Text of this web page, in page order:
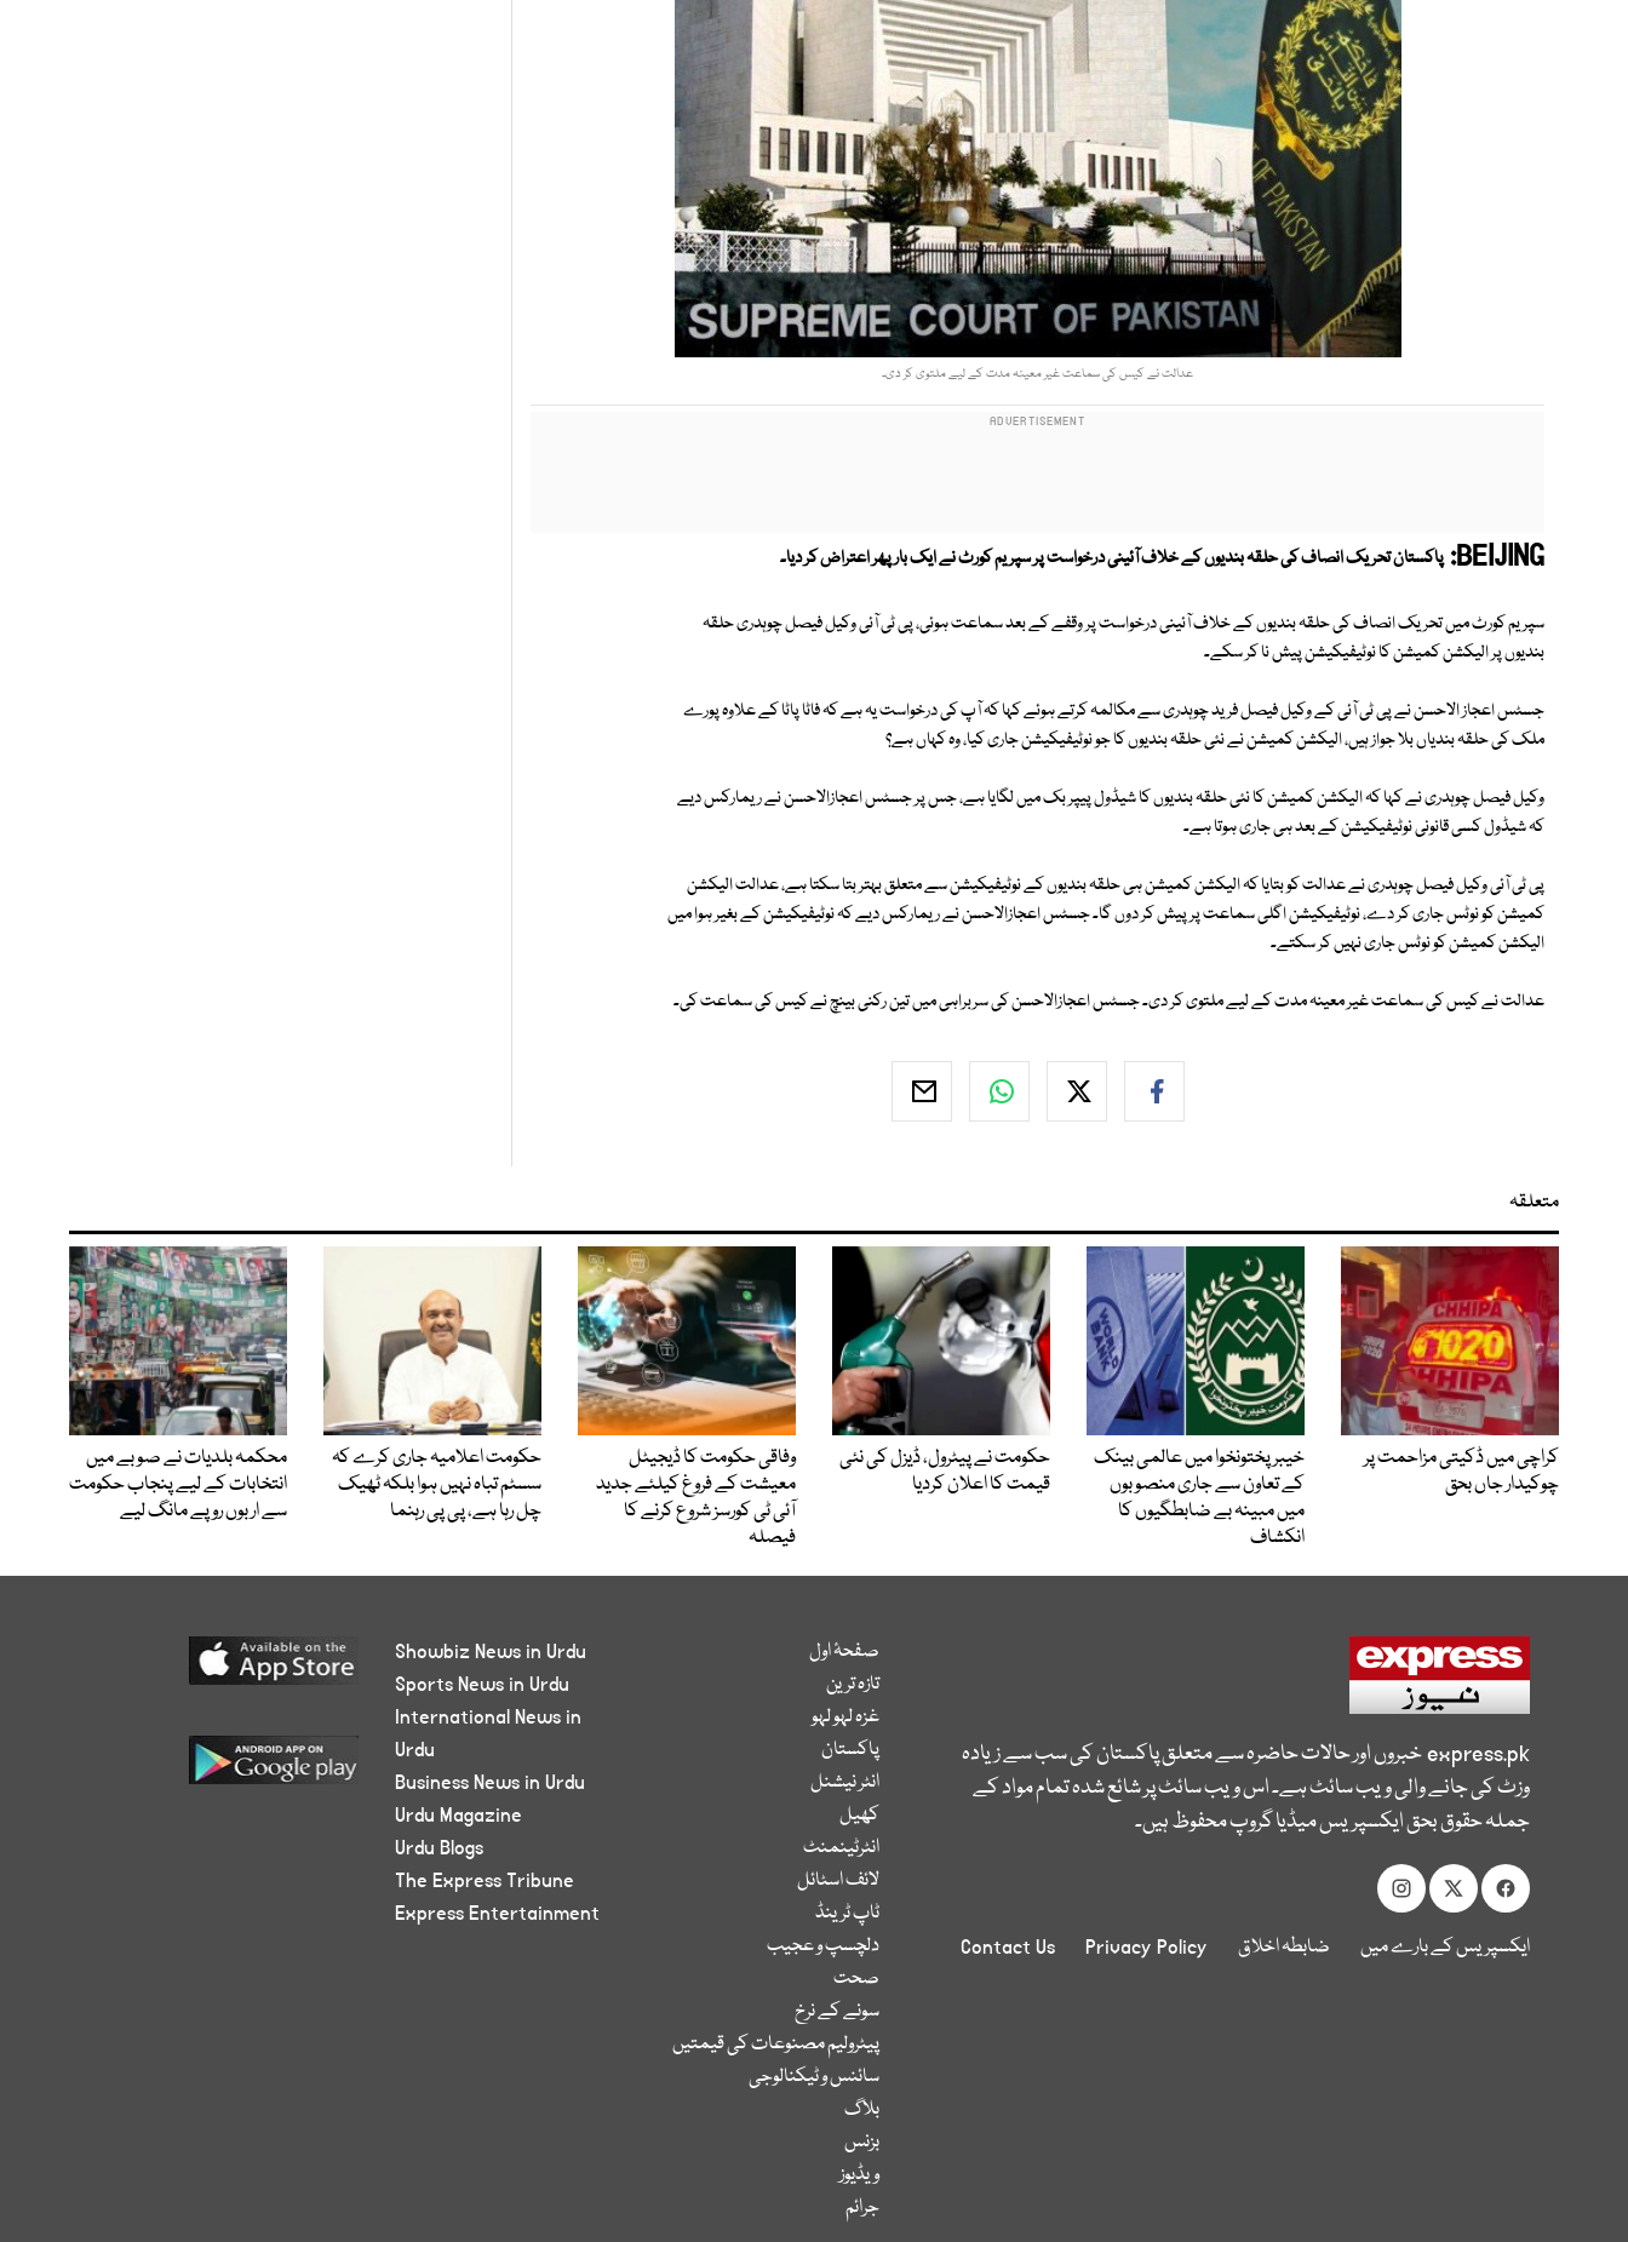
عدالت نے کیس کی سماعت غیر معینہ مدت کے لیے ملتوی کر دی۔
BEIJING: پاکستان تحریک انصاف کی حلقہ بندیوں کے خلاف آئینی درخواست پر سپریم کورٹ نے ایک بار پھر اعتراض کر دیا۔
سپریم کورٹ میں تحریک انصاف کی حلقہ بندیوں کے خلاف آئینی درخواست پر وقفے کے بعد سماعت ہوئی، پی ٹی آئی وکیل فیصل چوہدری حلقہ
بندیوں پر الیکشن کمیشن کا نوٹیفیکیشن پیش نا کر سکے۔
جسٹس اعجاز الاحسن نے پی ٹی آئی کے وکیل فیصل فرید چوہدری سے مکالمہ کرتے ہوئے کہا کہ آپ کی درخواست یہ ہے کہ فاٹا پاٹا کے علاوہ پورے
ملک کی حلقہ بندیاں بلا جواز ہیں، الیکشن کمیشن نے نئی حلقہ بندیوں کا جو نوٹیفیکیشن جاری کیا، وہ کہاں ہے؟
وکیل فیصل چوہدری نے کہا کہ الیکشن کمیشن کا نئی حلقہ بندیوں کا شیڈول پیپر بک میں لگایا ہے، جس پر جسٹس اعجازالاحسن نے ریمارکس دیے
کہ شیڈول کسی قانونی نوٹیفیکیشن کے بعد ہی جاری ہوتا ہے۔
پی ٹی آئی وکیل فیصل چوہدری نے عدالت کو بتایا کہ الیکشن کمیشن ہی حلقہ بندیوں کے نوٹیفیکیشن سے متعلق بہتر بتا سکتا ہے، عدالت الیکشن
کمیشن کو نوٹس جاری کر دے، نوٹیفیکیشن اگلی سماعت پر پیش کر دوں گا۔ جسٹس اعجازالاحسن نے ریمارکس دیے کہ نوٹیفیکیشن کے بغیر ہوا میں
الیکشن کمیشن کو نوٹس جاری نہیں کر سکتے۔
عدالت نے کیس کی سماعت غیر معینہ مدت کے لیے ملتوی کر دی۔ جسٹس اعجازالاحسن کی سربراہی میں تین رکنی بینچ نے کیس کی سماعت کی۔
متعلقہ
کراچی میں ڈکیتی مزاحمت پر
چوکیدار جاں بحق
خیبرپختونخوا میں عالمی بینک
کے تعاون سے جاری منصوبوں
میں مبینہ بے ضابطگیوں کا
انکشاف
حکومت نے پیٹرول، ڈیزل کی نئی
قیمت کا اعلان کردیا
وفاقی حکومت کا ڈیجیٹل
معیشت کے فروغ کیلئے جدید
آئی ٹی کورسز شروع کرنے کا
فیصلہ
حکومت اعلامیہ جاری کرے کہ
سسٹم تباہ نہیں ہوا بلکہ ٹھیک
چل رہا ہے، پی پی رہنما
محکمہ بلدیات نے صوبے میں
انتخابات کے لیے پنجاب حکومت
سے اربوں روپے مانگ لیے
express.pkخبروں اور حالات حاضرہ سے متعلق پاکستان کی سب سے زیادہ
وزٹ کی جانے والی ویب سائٹ ہے۔ اس ویب سائٹ پر شائع شدہ تمام مواد کے
جملہ حقوق بحق ایکسپریس میڈیا گروپ محفوظ ہیں۔
ایکسپریس کے بارے میں ضابطہ اخلاق Privacy Policy
Contact Us
صفحۂ اول
تازہ ترین
غزہ لہو لہو
پاکستان
انٹر نیشنل
کھیل
انٹرٹینمنٹ
لائف اسٹائل
ٹاپ ٹرینڈ
دلچسپ و عجیب
صحت
سونے کے نرخ
پیٹرولیم مصنوعات کی قیمتیں
سائنس و ٹیکنالوجی
بلاگ
بزنس
ویڈیوز
جرائم
Showbiz News in Urdu
Sports News in Urdu
International News in
Urdu
Business News in Urdu
Urdu Magazine
Urdu Blogs
The Express Tribune
Express Entertainment